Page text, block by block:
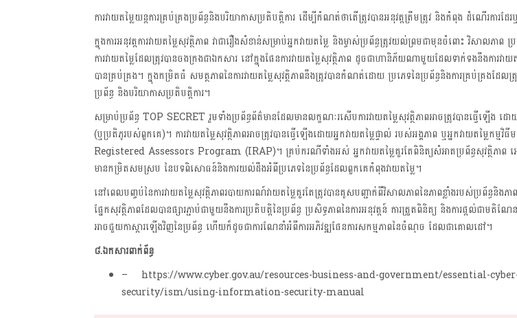
ការវាយតម្លៃយន្តការគ្រប់គ្រងប្រព័ន្ធនិងបរិយាកាសប្រតិបត្តិការ ដើម្បីកំណត់ថាតើត្រូវបានអនុវត្តត្រឹមត្រូវ និងកំពុង ដំណើរការដែ
ក្នុងការអនុវត្តការវាយតម្លៃសុវត្ថិភាព វាជារឿងសំខាន់សម្រាប់អ្នកវាយតម្លៃ និងម្ចាស់ប្រព័ន្ធត្រូវយល់ព្រមជាមុនចំពោះ វិសាលភាព
ការវាយតម្លៃដែលត្រូវបានចងក្រងជាឯកសារ នៅក្នុងផែនការវាយតម្លៃសុវត្ថិភាព ដូចជាហានិភ័យណាមួយដែលទាក់ទងនឹងការវាយត
បានគ្រប់គ្រង។ ក្នុងកម្រិតធំ សមត្ថភាពនៃការវាយតម្លៃសុវត្ថិភាពនឹងត្រូវបានកំណត់ដោយ ប្រភេទនៃប្រព័ន្ធនិងការគ្រប់គ្រងដែលត្
ប្រព័ន្ធ និងបរិយាកាសប្រតិបត្តិការ។
សម្រាប់ប្រព័ន្ធ TOP SECRET រួមទាំងប្រព័ន្ធព័ត៌មានដែលមានលក្ខណៈរសើបការវាយតម្លៃសុវត្ថិភាពអាចត្រូវបានធ្វើឡើង ដោ
(ឬប្រតិភូរបស់ពួកគេ)។ ការវាយតម្លៃសុវត្ថិភាពអាចត្រូវបានធ្វើឡើងដោយអ្នកវាយតម្លៃផ្ទាល់ របស់អង្គភាព ឬអ្នកវាយតម្លៃកម្ម
Registered Assessors Program (IRAP)។ គ្រប់ករណីទាំងអស់ អ្នកវាយតម្លៃគួរតែពិនិត្យសំអាតប្រព័ន្ធសុវត្ថិភាព អ
មានកម្រិតសមស្រប នៃបទពិសោធន៍និងការយល់ដឹងអំពីប្រភេទនៃប្រព័ន្ធដែលពួកគេកំពុងវាយតម្លៃ។
នៅពេលបញ្ចប់នៃការវាយតម្លៃសុវត្ថិភាពរបាយការណ៍វាយតម្លៃគួរតែត្រូវបានគូសបញ្ជាក់ពីវិសាលភាពនៃភាពខ្លាំងរបស់ប្រព័ន្ធនិ
ផ្នែកសុវត្ថិភាពដែលបានផ្សារភ្ជាប់ជាមួយនឹងការប្រតិបត្ដិនៃប្រព័ន្ធ ប្រសិទ្ធភាពនៃការអនុវត្តន៍ ការត្រួតពិនិត្យ និងការផ្ដល់ជាមតិណែ
អាចជួយកាស្តារឡើងវិញនៃប្រព័ន្ធ ហើយក៏ដូចជាការណែនាំអំពីការអភិវឌ្ឍផែនការសកម្មភាពនៃចំណុច ដែលជាគោលដៅ។
៨.ឯកសារពាក់ព័ន្ធ
– https://www.cyber.gov.au/resources-business-and-government/essential-
security/ism/using-information-security-manual